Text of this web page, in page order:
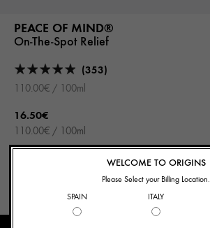
PEACE OF MIND®
On-The-Spot Relief
(353)
110.00€ / 100ml
16.50€
110.00€ / 100ml
WELCOME TO ORIGINS
Please Select your Billing Location.
SPAIN
ITALY